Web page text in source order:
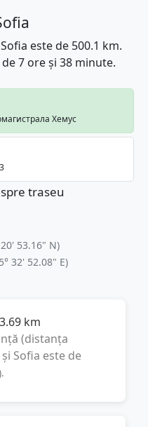
este de 500.1 km.
7 ore și 38 minute.
Хемус
traseu
53.16" N)
32' 52.08" E)
km
(distanța
și Sofia este de